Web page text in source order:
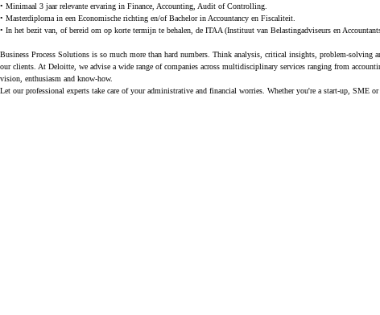
• Minimaal 3 jaar relevante ervaring in Finance, Accounting, Audit of Controlling.
• Masterdiploma in een Economische richting en/of Bachelor in Accountancy en Fiscaliteit.
• In het bezit van, of bereid om op korte termijn te behalen, de ITAA (Instituut van Belastingadviseurs en
Business Process Solutions is so much more than hard numbers. Think analysis, critical insights, problem-solving
our clients. At Deloitte, we advise a wide range of companies across multidisciplinary services ranging from
vision, enthusiasm and know-how.
Let our professional experts take care of your administrative and financial worries. Whether you're a start-up,